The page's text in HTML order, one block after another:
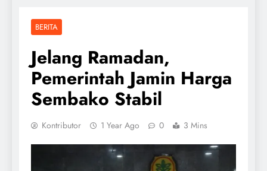
BERITA
Jelang Ramadan,
Pemerintah Jamin Harga
Sembako Stabil
Kontributor 1 Year Ago 0 3 Mins